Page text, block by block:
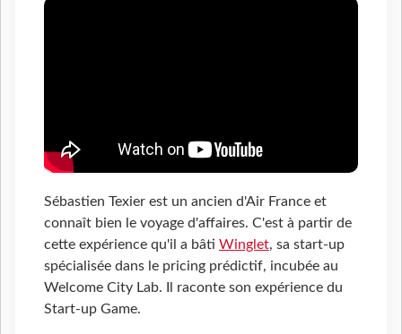
Sébastien Texier est un ancien d'Air France et
connaît bien le voyage d'affaires. C'est à partir de
cette expérience qu'il a bâti Winglet, sa start-up
spécialisée dans le pricing prédictif, incubée au
Welcome City Lab. Il raconte son expérience du
Start-up Game.